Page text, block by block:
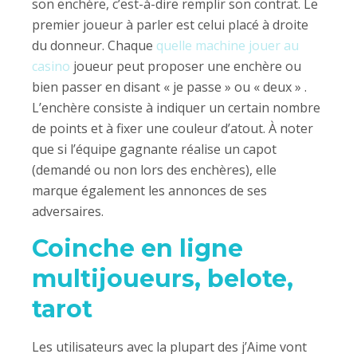
son enchère, c’est-à-dire remplir son contrat. Le
premier joueur à parler est celui placé à droite
du donneur. Chaque quelle machine jouer au
casino joueur peut proposer une enchère ou
bien passer en disant « je passe » ou « deux » .
L’enchère consiste à indiquer un certain nombre
de points et à fixer une couleur d’atout. À noter
que si l’équipe gagnante réalise un capot
(demandé ou non lors des enchères), elle
marque également les annonces de ses
adversaires.
Coinche en ligne
multijoueurs, belote,
tarot
Les utilisateurs avec la plupart des j’Aime vont